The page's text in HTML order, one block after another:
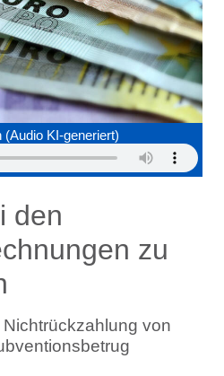
(Audio KI-generiert)
den
zu
von